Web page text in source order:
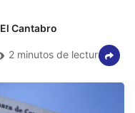
El Cantabro
2 minutos de lectura